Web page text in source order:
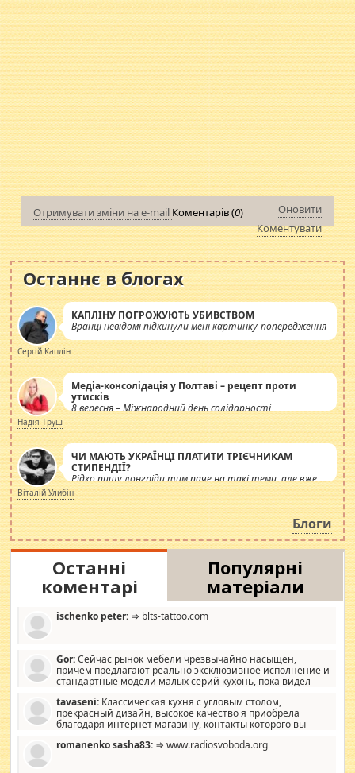
Отримувати зміни на e-mail Коментарів (0)
Оновити
Коментувати
Останнє в блогах
КАПЛІНУ ПОГРОЖУЮТЬ УБИВСТВОМ
Вранці невідомі підкинули мені картинку-попередження
Сергій Каплін
Медіа-консолідація у Полтаві – рецепт проти
утисків
8 вересня – Міжнародний день солідарності
журналістів.
Надія Труш
ЧИ МАЮТЬ УКРАЇНЦІ ПЛАТИТИ ТРІЄЧНИКАМ
СТИПЕНДІЇ?
Рідко пишу лонгріди тим паче на такі теми, але вже
просто дістало! Обурюють сьогоднішні інсенуації
навколо стипендіального питання. Штучно
роздувається ще одна соціальна катастрофа.
Віталій Улибін
Блоги
Останні
коментарі
Популярні
матеріали
ischenko peter: ⇒ blts-tattoo.com
Gor:Сейчас рынок мебели чрезвычайно насыщен,
причем предлагают реально эксклюзивное исполнение и
стандартные модели малых серий кухонь, пока видел
стандартные формы, в MebelOk, креативненько и что главное -
со вкусом все в порядке, без ненужных наворотов удорожающих
мебель, а это не последний фактор.
tavaseni: Классическая кухня с угловым столом,
прекрасный дизайн, высокое качество я приобрела
благодаря интернет магазину, контакты которого вы
romanenko sasha83: ⇒ www.radiosvoboda.org